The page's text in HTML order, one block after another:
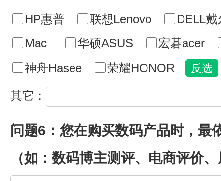
HP惠普 联想Lenovo
DELL戴
Mac
华硕ASUS
宏碁acer
神舟Hasee
荣耀HONOR
其它：
问题6：您在购买数码产品时，最
（如：数码博主测评、电商评价